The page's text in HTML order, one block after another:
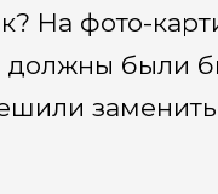
На фото-
должны были
заменить